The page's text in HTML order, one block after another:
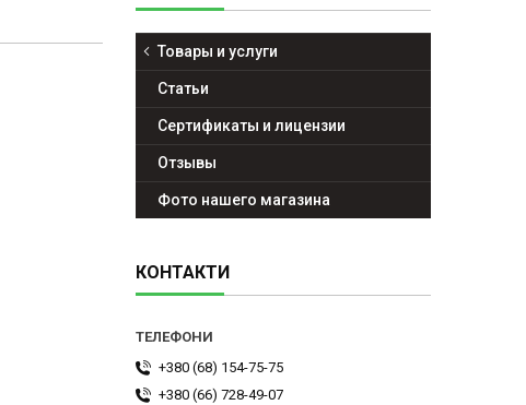
Товары и услуги
Статьи
Сертификаты и лицензии
Отзывы
Фото нашего магазина
КОНТАКТИ
+380 (68) 154-75-75
+380 (66) 728-49-07